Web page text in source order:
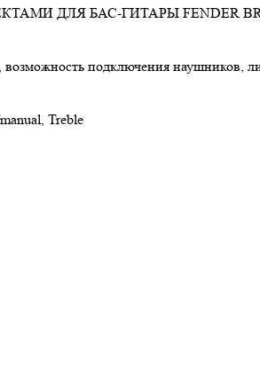
ДЛЯ БАС-ГИТАРЫ FENDER
подключения
Treble